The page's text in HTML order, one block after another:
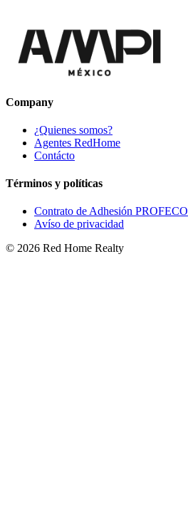
Company
¿Quienes somos?
Agentes RedHome
Contácto
Términos y políticas
Contrato de Adhesión PROFECO
Avíso de privacidad
© 2026 Red Home Realty